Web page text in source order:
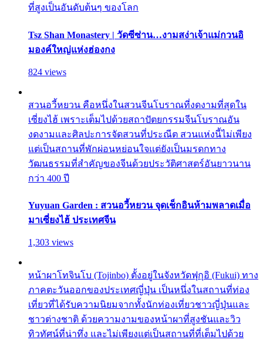
ที่สูงเป็นอันดับต้นๆ ของโลก
Tsz Shan Monastery | วัดซีซ่าน…งามสง่าเจ้าแม่กวนอิ
มองค์ใหญ่แห่งฮ่องกง
824 views
สวนอวี้หยวน คือหนึ่งในสวนจีนโบราณที่งดงามที่สุดใน
เซี่ยงไฮ้ เพราะเต็มไปด้วยสถาปัตยกรรมจีนโบราณอัน
งดงามและศิลปะการจัดสวนที่ประณีต สวนแห่งนี้ไม่เพียง
แต่เป็นสถานที่พักผ่อนหย่อนใจแต่ยังเป็นมรดกทาง
วัฒนธรรมที่สำคัญของจีนด้วยประวัติศาสตร์อันยาวนาน
กว่า 400 ปี
Yuyuan Garden : สวนอวี้หยวน จุดเช็กอินห้ามพลาดเมื่อ
มาเซี่ยงไฮ้ ประเทศจีน
1,303 views
หน้าผาโทจินโบ (Tojinbo) ตั้งอยู่ในจังหวัดฟุกุอิ (Fukui) ทาง
ภาคตะวันออกของประเทศญี่ปุ่น เป็นหนึ่งในสถานที่ท่อง
เที่ยวที่ได้รับความนิยมจากทั้งนักท่องเที่ยวชาวญี่ปุ่นและ
ชาวต่างชาติ ด้วยความงามของหน้าผาที่สูงชันและวิว
ทิวทัศน์ที่น่าทึ่ง และไม่เพียงแต่เป็นสถานที่ที่เต็มไปด้วย